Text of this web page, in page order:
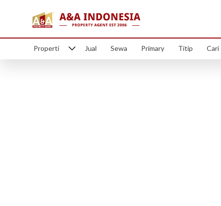
Properti Jual Sewa Primary Titip Cari